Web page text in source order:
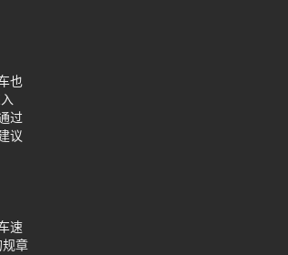
也
过
议
速
规章